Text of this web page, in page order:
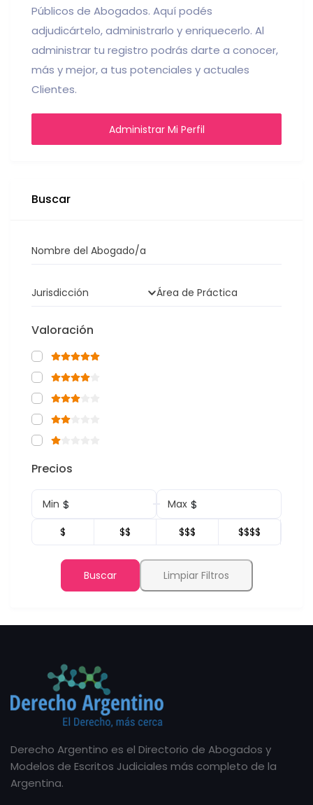
Públicos de Abogados. Aquí podés
adjudicártelo, administrarlo y enriquecerlo. Al
administrar tu registro podrás darte a conocer,
más y mejor, a tus potenciales y actuales
Clientes.
Administrar Mi Perfil
Buscar
Nombre del Abogado/a
Jurisdicción Área de Práctica
Valoración
Precios
Min $ Max $
$ $$ $$$ $$$$
Buscar Limpiar Filtros
Derecho Argentino es el Directorio de Abogados y
Modelos de Escritos Judiciales más completo de la
Argentina.